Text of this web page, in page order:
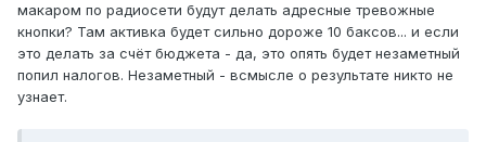
макаром по радиосети будут делать адресные тревожные
кнопки? Там активка будет сильно дороже 10 баксов... и если
это делать за счёт бюджета - да, это опять будет незаметный
попил налогов. Незаметный - всмысле о результате никто не
узнает.